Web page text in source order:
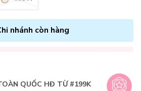
nhánh còn hàng
QUỐC HĐ TỪ #199K